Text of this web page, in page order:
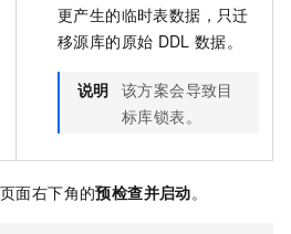
更产生的临时表数据，只迁
移源库的原始 DDL 数据。
说明 该方案会导致目
标库锁表。
面右下角的预检查并启动。